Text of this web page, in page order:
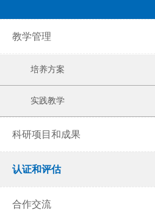
教学管理
培养方案
实践教学
科研项目和成果
认证和评估
合作交流